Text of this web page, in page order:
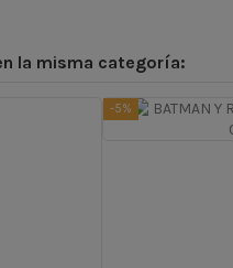
la misma categoría:
-5%